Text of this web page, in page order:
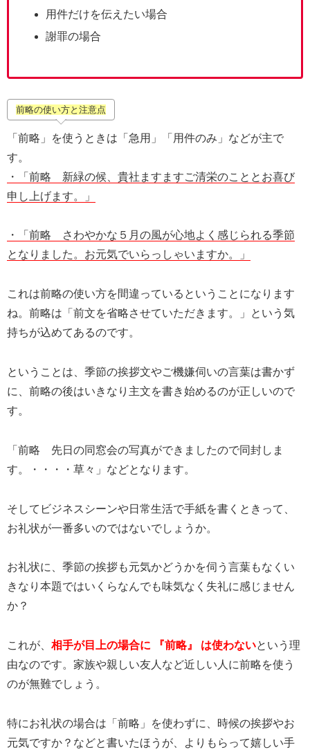
用件だけを伝えたい場合
謝罪の場合
前略の使い方と注意点
「前略」を使うときは「急用」「用件のみ」などが主で
す。
・「前略 新緑の候、貴社ますますご清栄のこととお喜び
申し上げます。」
・「前略 さわやかな５月の風が心地よく感じられる季節
となりました。お元気でいらっしゃいますか。」
これは前略の使い方を間違っているということになります
ね。前略は「前文を省略させていただきます。」という気
持ちが込めてあるのです。
ということは、季節の挨拶文やご機嫌伺いの言葉は書かず
に、前略の後はいきなり主文を書き始めるのが正しいので
す。
「前略 先日の同窓会の写真ができましたので同封しま
す。・・・・草々」などとなります。
そしてビジネスシーンや日常生活で手紙を書くときって、
お礼状が一番多いのではないでしょうか。
お礼状に、季節の挨拶も元気かどうかを伺う言葉もなくい
きなり本題ではいくらなんでも味気なく失礼に感じません
か？
これが、 相手が目上の場合に 『前略』 は使わないという理
由なのです。家族や親しい友人など近しい人に前略を使う
のが無難でしょう。
特にお礼状の場合は「前略」を使わずに、時候の挨拶やお
元気ですか？などと書いたほうが、よりもらって嬉しい手